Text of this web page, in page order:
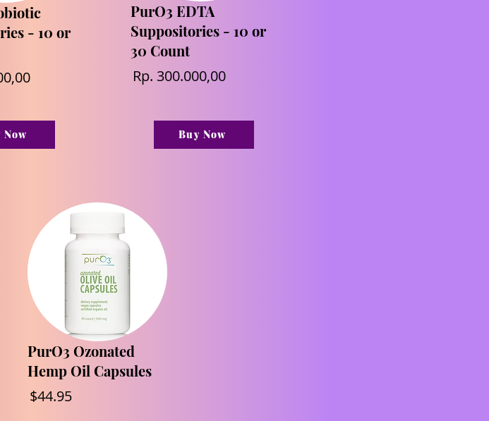
- 10 or
Now
PurO3 EDTA
Suppositories - 10 or
30 Count
Rp. 300.000,00
Buy Now
PurO3 Ozonated
Hemp Oil Capsules
$44.95